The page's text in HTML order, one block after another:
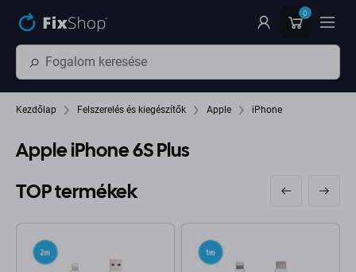
0
Kezdőlap Felszerelés és kiegészítők Apple iPhone
Apple iPhone 6S Plus
TOP termékek